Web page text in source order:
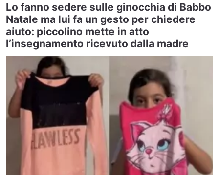
Lo fanno sedere sulle ginocchia di Babbo
Natale ma lui fa un gesto per chiedere
aiuto: piccolino mette in atto
l’insegnamento ricevuto dalla madre